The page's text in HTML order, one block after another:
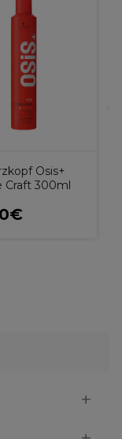
Osis+
Craft 300ml